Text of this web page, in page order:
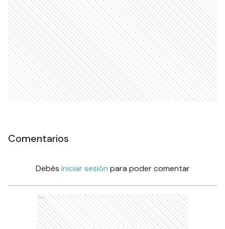
Comentarios
Debés iniciar sesión para poder comentar
Ads